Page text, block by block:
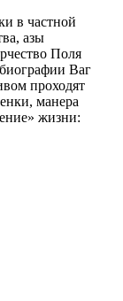
в частной
азы
Поля
Ваг
проходят
манера
жизни: